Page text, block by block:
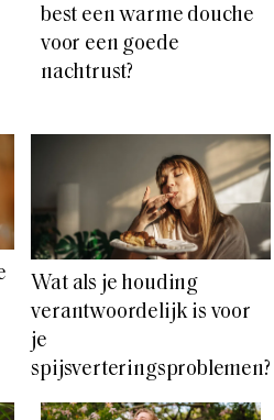
best een warme douche
voor een goede
nachtrust?
Wat als je houding
verantwoordelijk is voor
je
spijsverteringsproblemen?